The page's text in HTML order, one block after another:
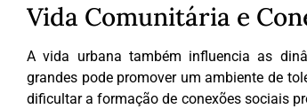
Vida Comunitária e
A vida urbana também influencia as
grandes pode promover um ambiente de
dificultar a formação de conexões sociais